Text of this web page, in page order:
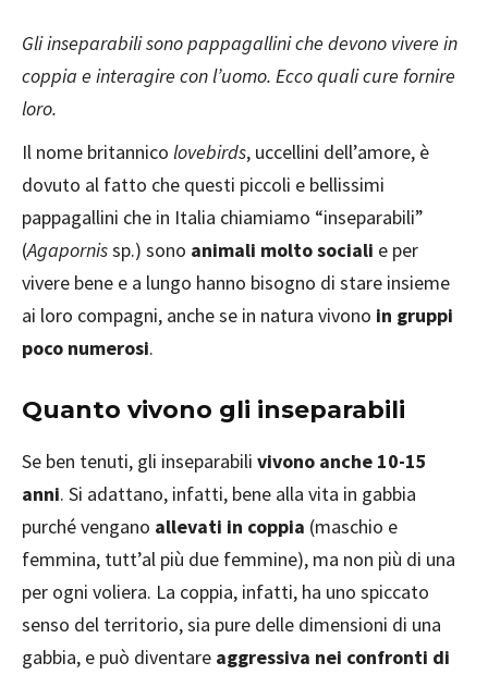
Gli inseparabili sono pappagallini che devono vivere in
coppia e interagire con l’uomo. Ecco quali cure fornire
loro.
Il nome britannico lovebirds, uccellini dell’amore, è
dovuto al fatto che questi piccoli e bellissimi
pappagallini che in Italia chiamiamo “inseparabili”
(Agapornissp.) sono animali molto sociali e per
vivere bene e a lungo hanno bisogno di stare insieme
ai loro compagni, anche se in natura vivono in gruppi
poco numerosi.
Quanto vivono gli inseparabili
Se ben tenuti, gli inseparabili vivono anche 10-15
anni. Si adattano, infatti, bene alla vita in gabbia
purché vengano allevati in coppia (maschio e
femmina, tutt’al più due femmine), ma non più di una
per ogni voliera. La coppia, infatti, ha uno spiccato
senso del territorio, sia pure delle dimensioni di una
gabbia, e può diventare aggressiva nei confronti di